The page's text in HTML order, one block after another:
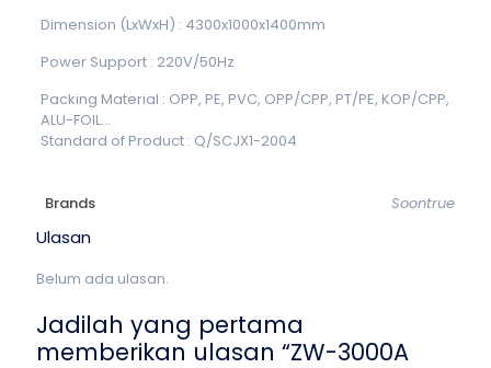
Dimension (LxWxH) : 4300x1000x1400mm
Power Support : 220V/50Hz
Packing Material : OPP, PE, PVC, OPP/CPP, PT/PE, KOP/CPP,
ALU-FOIL…
Standard of Product : Q/SCJX1-2004
Brands Soontrue
Ulasan
Belum ada ulasan.
Jadilah yang pertama
memberikan ulasan “ZW-3000A